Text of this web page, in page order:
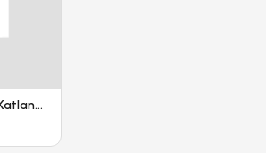
RKS DC15 Elektrikli Katlanabilir Bisiklet